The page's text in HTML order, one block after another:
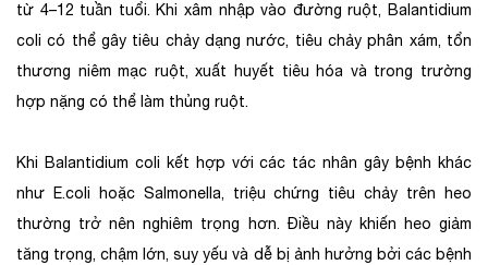
từ 4–12 tuần tuổi. Khi xâm nhập vào đường ruột, Balantidium
coli có thể gây tiêu chảy dạng nước, tiêu chảy phân xám, tổn
thương niêm mạc ruột, xuất huyết tiêu hóa và trong trường
hợp nặng có thể làm thủng ruột.
Khi Balantidium coli kết hợp với các tác nhân gây bệnh khác
như E.coli hoặc Salmonella, triệu chứng tiêu chảy trên heo
thường trở nên nghiêm trọng hơn. Điều này khiến heo giảm
tăng trọng, chậm lớn, suy yếu và dễ bị ảnh hưởng bởi các bệnh